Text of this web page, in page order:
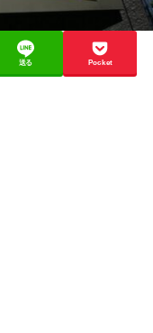
送る Pocket